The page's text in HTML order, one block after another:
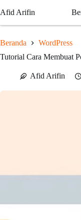
to
Afid Arifin
Beranda
WordPress
Tutorial Cara Membuat
Afid Arifin